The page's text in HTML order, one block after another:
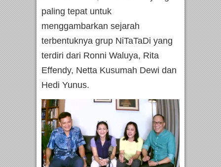
paling tepat untuk
menggambarkan sejarah
terbentuknya grup NiTaTaDi yang
terdiri dari Ronni Waluya, Rita
Effendy, Netta Kusumah Dewi dan
Hedi Yunus.